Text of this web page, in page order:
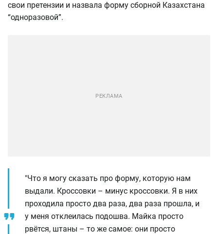
свои претензии и назвала форму сборной Казахстана
“одноразовой”.
"Что я могу сказать про форму, которую нам
выдали. Кроссовки – минус кроссовки. Я в них
проходила просто два раза, два раза прошла, и
у меня отклеилась подошва. Майка просто
рвётся, штаны – то же самое: они просто